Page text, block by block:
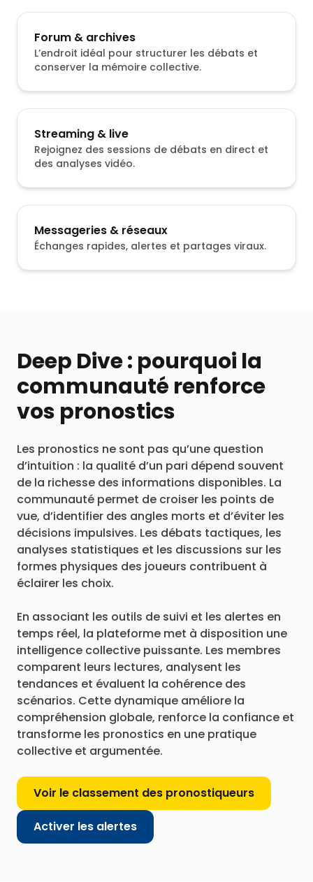
Forum & archives
L’endroit idéal pour structurer les débats et
conserver la mémoire collective.
Streaming & live
Rejoignez des sessions de débats en direct et
des analyses vidéo.
Messageries & réseaux
Échanges rapides, alertes et partages viraux.
Deep Dive : pourquoi la
communauté renforce
vos pronostics
Les pronostics ne sont pas qu’une question
d’intuition : la qualité d’un pari dépend souvent
de la richesse des informations disponibles. La
communauté permet de croiser les points de
vue, d’identifier des angles morts et d’éviter les
décisions impulsives. Les débats tactiques, les
analyses statistiques et les discussions sur les
formes physiques des joueurs contribuent à
éclairer les choix.
En associant les outils de suivi et les alertes en
temps réel, la plateforme met à disposition une
intelligence collective puissante. Les membres
comparent leurs lectures, analysent les
tendances et évaluent la cohérence des
scénarios. Cette dynamique améliore la
compréhension globale, renforce la confiance et
transforme les pronostics en une pratique
collective et argumentée.
Voir le classement des pronostiqueurs
Activer les alertes